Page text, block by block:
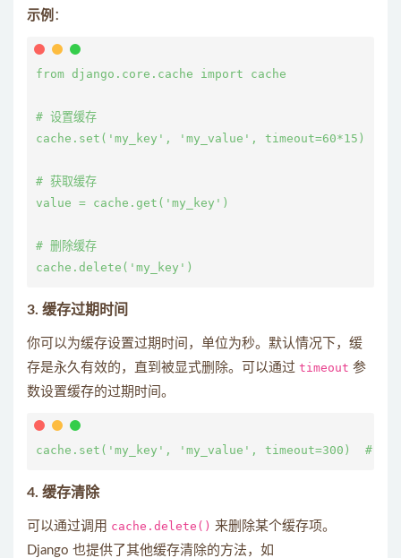
示例 ：
from django.core.cache import cache
# 设置缓存
cache.set('my_key', 'my_value', timeout=60*15)  #
# 获取缓存
value = cache.get('my_key')
# 删除缓存
3. 缓存过期时间
你可以为缓存设置过期时间，单位为秒。默认情况下，缓
存是永久有效的，直到被显式删除。可以通过 timeout 参
数设置缓存的过期时间。
4. 缓存清除
可以通过调用 cache.delete() 来删除某个缓存项。
Django 也提供了其他缓存清除的方法，如